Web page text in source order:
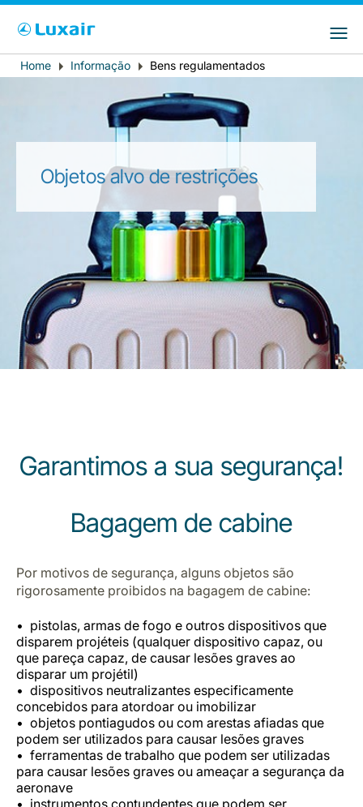
LuxairTours
Carreiras na Luxair
País de residência Preferred language
Português
Breadcrumb
Home Informação Bens regulamentados
Objetos alvo de restrições
Garantimos a sua segurança!
Bagagem de cabine
Por motivos de segurança, alguns objetos são
rigorosamente proibidos na bagagem de cabine:
pistolas, armas de fogo e outros dispositivos que
disparem projéteis (qualquer dispositivo capaz, ou
que pareça capaz, de causar lesões graves ao
disparar um projétil)
dispositivos neutralizantes especificamente
concebidos para atordoar ou imobilizar
objetos pontiagudos ou com arestas afiadas que
podem ser utilizados para causar lesões graves
ferramentas de trabalho que podem ser utilizadas
para causar lesões graves ou ameaçar a segurança da
aeronave
instrumentos contundentes que podem ser